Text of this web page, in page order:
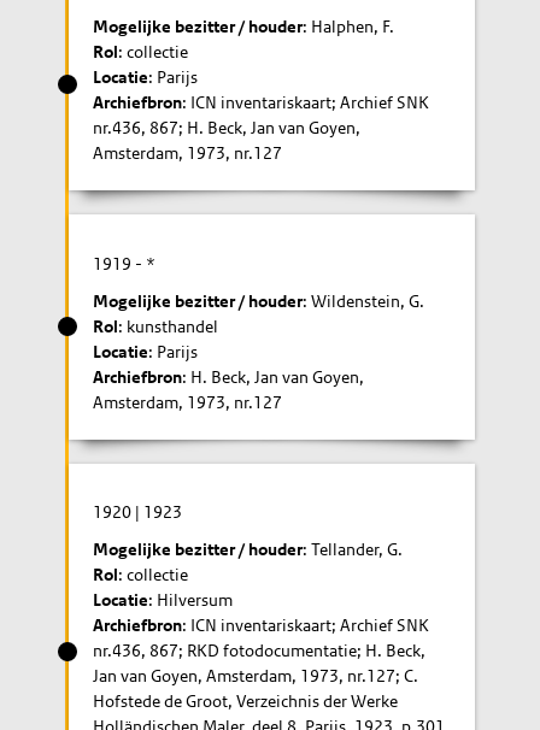
Mogelijke bezitter / houder: Halphen, F.
Rol: collectie
Locatie: Parijs
Archiefbron: ICN inventariskaart; Archief SNK
nr.436, 867; H. Beck, Jan van Goyen,
Amsterdam, 1973, nr.127
1919 - *
Mogelijke bezitter / houder: Wildenstein, G.
Rol: kunsthandel
Locatie: Parijs
Archiefbron: H. Beck, Jan van Goyen,
Amsterdam, 1973, nr.127
1920 | 1923
Mogelijke bezitter / houder: Tellander, G.
Rol: collectie
Locatie: Hilversum
Archiefbron: ICN inventariskaart; Archief SNK
nr.436, 867; RKD fotodocumentatie; H. Beck,
Jan van Goyen, Amsterdam, 1973, nr.127; C.
Hofstede de Groot, Verzeichnis der Werke